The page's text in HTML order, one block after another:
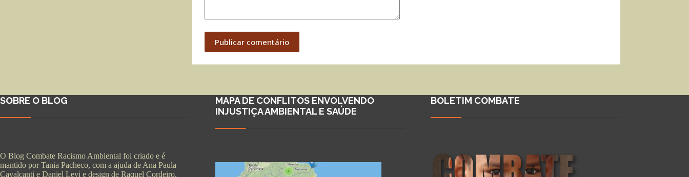
Publicar comentário
SOBRE O BLOG
O Blog Combate Racismo Ambiental foi criado e é
mantido por Tania Pacheco, com a ajuda de Ana Paula
Cavalcanti e Daniel Levi e design de Raquel Cordeiro.
MAPA DE CONFLITOS ENVOLVENDO
INJUSTIÇA AMBIENTAL E SAÚDE
BOLETIM COMBATE